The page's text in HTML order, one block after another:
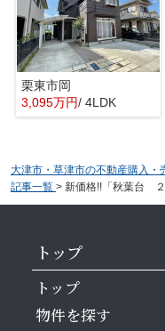
栗東市岡
3,095万円/ 4LDK
大津市・草津市の不動産購入・
記事一覧 > 新価格!!「秋葉台 ２
トップ
トップ
物件を探す